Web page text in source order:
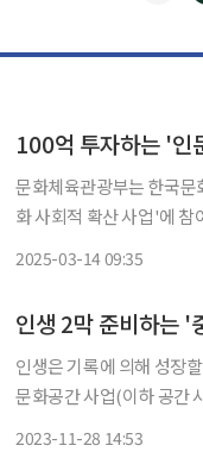
문화체육관광부는 한국
화 사회적 확산 사업'에 참
2025-03-14 09:35
인생 2막 준비하는
인생은 기록에 의해 성장할 수 있다는 것을 느
문화공간 사업(이하 공간
2023-11-28 14:53